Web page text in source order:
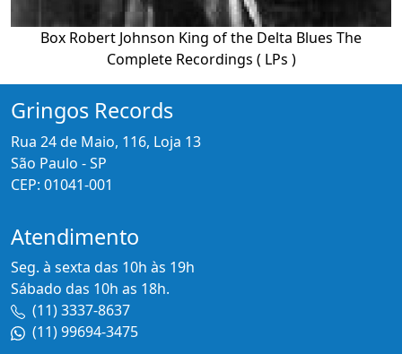
Box Robert Johnson King of the Delta Blues The
Complete Recordings ( LPs )
Gringos Records
Rua 24 de Maio, 116, Loja 13
São Paulo - SP
CEP: 01041-001
Atendimento
Seg. à sexta das 10h às 19h
Sábado das 10h as 18h.
(11) 3337-8637
(11) 99694-3475